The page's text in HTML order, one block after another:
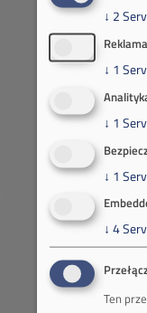
↓ 2
↓ 1
↓ 1
↓ 1
↓ 4
Ten